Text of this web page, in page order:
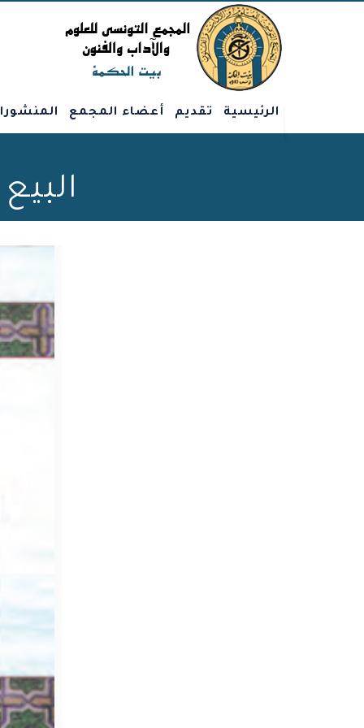
الرئيسية تقديم أعضاء المجمع